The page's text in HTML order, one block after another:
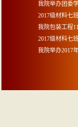
我院举办团委
2017级材料七
我院包装工程
2017级材科七
我院举办2017